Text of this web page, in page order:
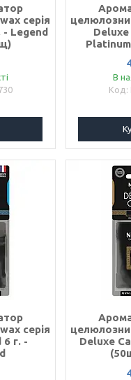
серія
- Legend
Deluxe
В
серія
6 г. -
Deluxe